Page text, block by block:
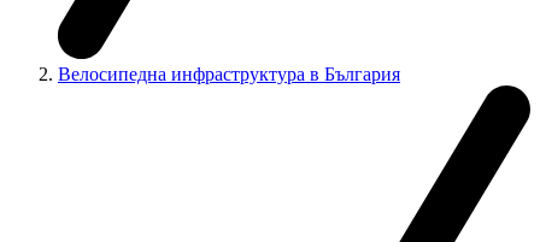
Велосипедна инфраструктура в България